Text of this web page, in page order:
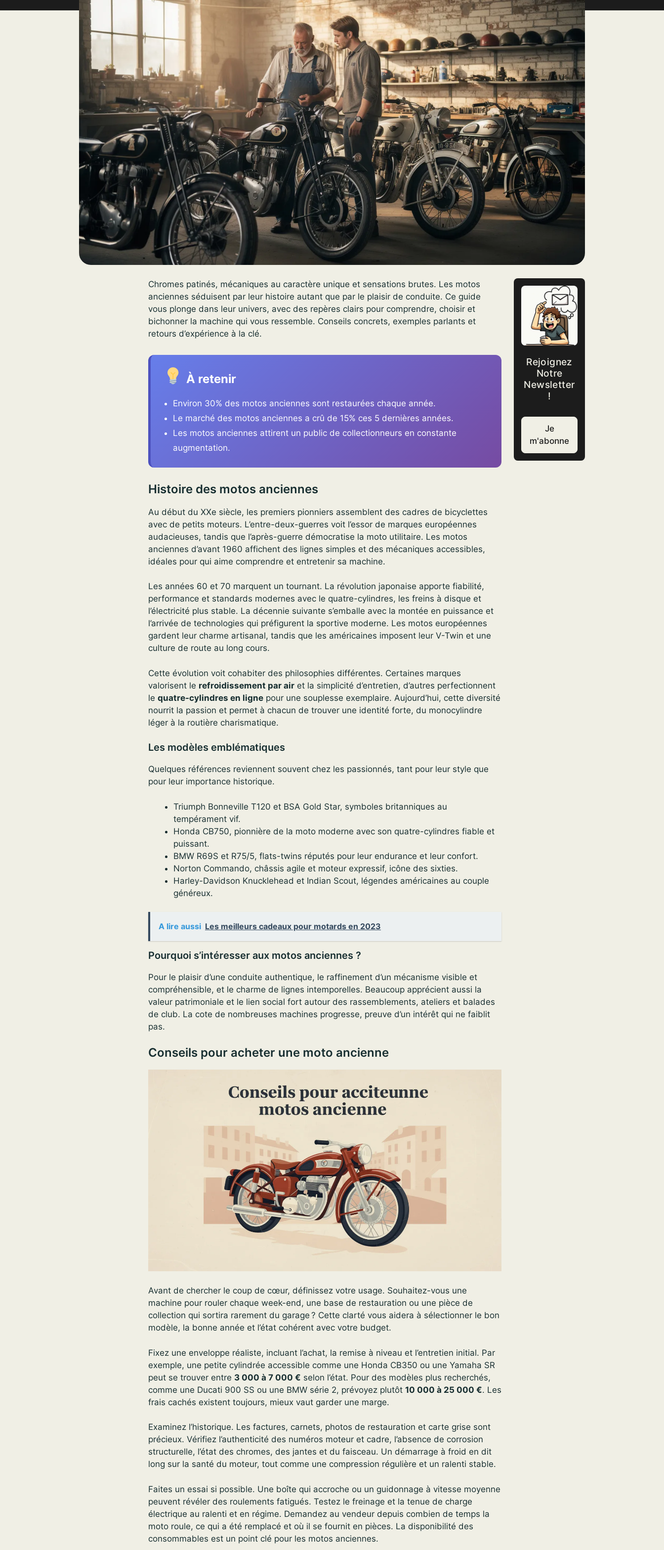
Chromes patinés, mécaniques au caractère unique et sensations brutes. Les motos
anciennes séduisent par leur histoire autant que par le plaisir de conduite. Ce guide
vous plonge dans leur univers, avec des repères clairs pour comprendre, choisir et
bichonner la machine qui vous ressemble. Conseils concrets, exemples parlants et
retours d’expérience à la clé.
À retenir
Environ 30% des motos anciennes sont restaurées chaque année.
Le marché des motos anciennes a crû de 15% ces 5 dernières années.
Les motos anciennes attirent un public de collectionneurs en constante
augmentation.
Histoire des motos anciennes
Au début du XXe siècle, les premiers pionniers assemblent des cadres de bicyclettes
avec de petits moteurs. L’entre-deux-guerres voit l’essor de marques européennes
audacieuses, tandis que l’après-guerre démocratise la moto utilitaire. Les motos
anciennes d’avant 1960 affichent des lignes simples et des mécaniques accessibles,
idéales pour qui aime comprendre et entretenir sa machine.
Les années 60 et 70 marquent un tournant. La révolution japonaise apporte fiabilité,
performance et standards modernes avec le quatre-cylindres, les freins à disque et
l’électricité plus stable. La décennie suivante s’emballe avec la montée en puissance et
l’arrivée de technologies qui préfigurent la sportive moderne. Les motos européennes
gardent leur charme artisanal, tandis que les américaines imposent leur V-Twin et une
culture de route au long cours.
Cette évolution voit cohabiter des philosophies différentes. Certaines marques
valorisent le refroidissement par air et la simplicité d’entretien, d’autres perfectionnent
le quatre-cylindres en ligne pour une souplesse exemplaire. Aujourd’hui, cette diversité
nourrit la passion et permet à chacun de trouver une identité forte, du monocylindre
léger à la routière charismatique.
Les modèles emblématiques
Quelques références reviennent souvent chez les passionnés, tant pour leur style que
pour leur importance historique.
Triumph Bonneville T120 et BSA Gold Star, symboles britanniques au
tempérament vif.
Honda CB750, pionnière de la moto moderne avec son quatre-cylindres fiable et
puissant.
BMW R69S et R75/5, flats-twins réputés pour leur endurance et leur confort.
Norton Commando, châssis agile et moteur expressif, icône des sixties.
Harley-Davidson Knucklehead et Indian Scout, légendes américaines au couple
généreux.
A lire aussi Les meilleurs cadeaux pour motards en 2023
Pourquoi s’intéresser aux motos anciennes ?
Pour le plaisir d’une conduite authentique, le raffinement d’un mécanisme visible et
compréhensible, et le charme de lignes intemporelles. Beaucoup apprécient aussi la
valeur patrimoniale et le lien social fort autour des rassemblements, ateliers et balades
de club. La cote de nombreuses machines progresse, preuve d’un intérêt qui ne faiblit
pas.
Conseils pour acheter une moto ancienne
Avant de chercher le coup de cœur, définissez votre usage. Souhaitez-vous une
machine pour rouler chaque week-end, une base de restauration ou une pièce de
collection qui sortira rarement du garage ? Cette clarté vous aidera à sélectionner le bon
modèle, la bonne année et l’état cohérent avec votre budget.
Fixez une enveloppe réaliste, incluant l’achat, la remise à niveau et l’entretien initial. Par
exemple, une petite cylindrée accessible comme une Honda CB350 ou une Yamaha SR
peut se trouver entre 3 000 à 7 000 € selon l’état. Pour des modèles plus recherchés,
comme une Ducati 900 SS ou une BMW série 2, prévoyez plutôt 10 000 à 25 000 €. Les
frais cachés existent toujours, mieux vaut garder une marge.
Examinez l’historique. Les factures, carnets, photos de restauration et carte grise sont
précieux. Vérifiez l’authenticité des numéros moteur et cadre, l’absence de corrosion
structurelle, l’état des chromes, des jantes et du faisceau. Un démarrage à froid en dit
long sur la santé du moteur, tout comme une compression régulière et un ralenti stable.
Faites un essai si possible. Une boîte qui accroche ou un guidonnage à vitesse moyenne
peuvent révéler des roulements fatigués. Testez le freinage et la tenue de charge
électrique au ralenti et en régime. Demandez au vendeur depuis combien de temps la
moto roule, ce qui a été remplacé et où il se fournit en pièces. La disponibilité des
consommables est un point clé pour les motos anciennes.
Rejoignez
Notre
Newsletter
!
Je
m'abonne